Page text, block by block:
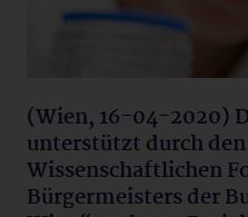
(Wien, 16-04-2020)
unterstützt durch
Wissenschaftlichen
Bürgermeisters der